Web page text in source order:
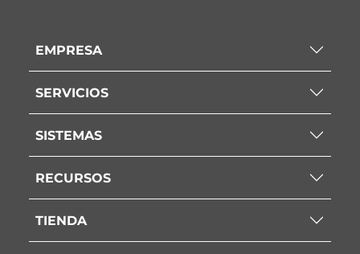
EMPRESA
SERVICIOS
SISTEMAS
RECURSOS
TIENDA